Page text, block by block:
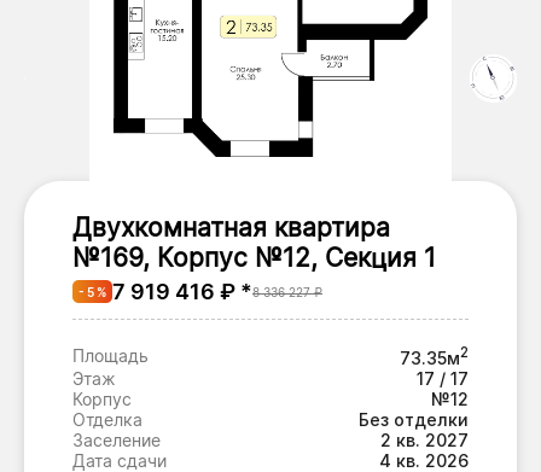
Двухкомнатная квартира
№169, Корпус №12, Секция 1
- 5 % 7 919 416 ₽ *8 336 227 ₽
Площадь 73.35м2
Этаж
17 / 17
Корпус
№12
Отделка
Без отделки
Заселение
2 кв. 2027
Дата сдачи
4 кв. 2026